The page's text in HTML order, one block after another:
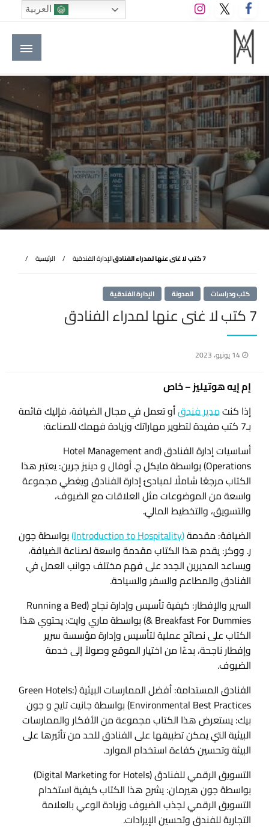
التخطي
إلى
المحتوى
M A hotels | إم ايه هوتيلز
الموقع الأول للعاملين في الفنادق في العالم العربي
الرئيسية الإدارة الفندقية 7 كتب لا غنى عنها لمدراء الفنادق
الإدارة الفندقية المدونة كتب ودراسات
7 كتب لا غنى عنها لمدراء الفنادق
نُشر
14 يونيو، 2023
إم إيه هوتيليز – خاص
إذا كنتمدير فندقأو تعمل في مجال الضيافة، فإليك قائمة
بـ7 كتب مفيدة لتطوير مهاراتك وزيادة فهمك للصناعة:
أساسيات إدارة الفنادق (Hotel Management and
Operations) بواسطة مايكل ج. أوفال و دينيز جرين: يعتبر هذا
الكتاب مرجعًا شاملًا لمبادئ إدارة الفنادق ويغطي مجموعة
واسعة من الموضوعات مثل العلاقات مع الضيوف،
والتسويق، والتخطيط المالي.
الضيافة: مقدمة(Introduction to Hospitality)
بواسطة جون
ر. ووكر: يقدم هذا الكتاب مقدمة واسعة لصناعة الضيافة،
ويساعد المديرين الجدد على فهم مختلف جوانب العمل في
الفنادق والمطاعم والسفر والسياحة.
السرير والإفطار: كيفية تأسيس وإدارة نجاح (Running a Bed
& Breakfast For Dummies) بواسطة ماري وايت: يحتوي هذا
الكتاب على نصائح عملية لتأسيس وإدارة مؤسسة سرير
وإفطار ناجحة، بدءًا من اختيار الموقع وصولاً إلى خدمة
الضيوف.
الفنادق المستدامة: أفضل الممارسات البيئية (Green Hotels:
Environmental Best Practices) بواسطة جانيت تايج و جون
بيك: يستعرض هذا الكتاب مجموعة من الأفكار والممارسات
البيئية التي يمكن تطبيقها على الفنادق للحد من تأثيرها على
البيئة وتحسين كفاءة استخدام الموارد.
التسويق الرقمي للفنادق (Digital Marketing for Hotels)
بواسطة جون هيرمان: يشرح هذا الكتاب كيفية استخدام
التسويق الرقمي لجذب الضيوف وزيادة الوعي بالعلامة
التجارية للفندق وتحسين الإيرادات.
العربية